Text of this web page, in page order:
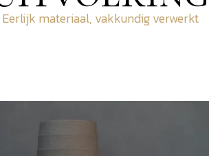
Eerlijk materiaal, vakkundig verwerkt